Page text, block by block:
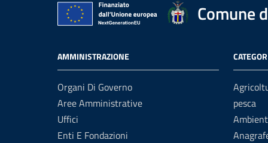
Comune
AMMINISTRAZIONE
Organi Di Governo
Aree Amministrative
Uffici
Enti E Fondazioni
pesca